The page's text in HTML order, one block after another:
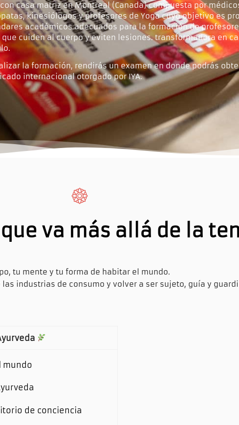
casa matriz en Montreal (Canada) compuesta por
kinesiólogos y profesores de Yoga cuyo objetivo es
académicos adecuados para la formación de
que cuiden al cuerpo y eviten lesiones. transformadora en
la formación, rendirás un examen en donde podrás
internacional otorgado por IYA.
va más allá de la
tu mente y tu forma de habitar el mundo.
industrias de consumo y volver a ser sujeto, guía y
mundo
de conciencia